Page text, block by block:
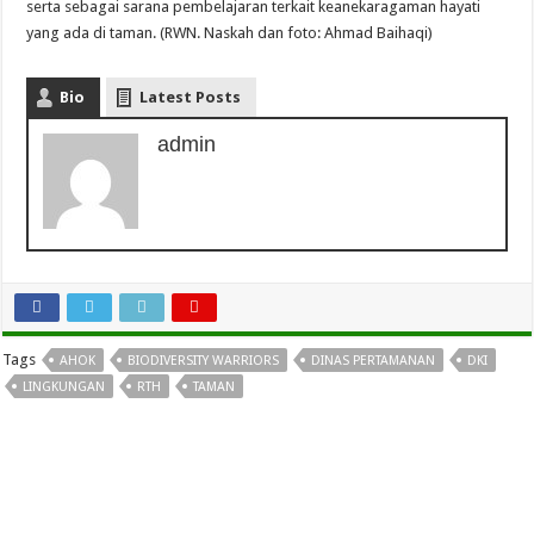
serta sebagai sarana pembelajaran terkait keanekaragaman hayati
yang ada di taman. (RWN. Naskah dan foto: Ahmad Baihaqi)
Bio Latest Posts
admin
Tags AHOK BIODIVERSITY WARRIORS DINAS PERTAMANAN
DKI
LINGKUNGAN
RTH TAMAN